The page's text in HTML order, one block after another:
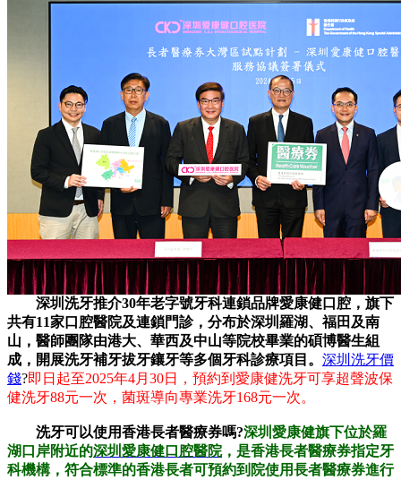
深圳洗牙推介30年老字號牙科連鎖品牌愛康健口腔，旗下
共有11家口腔醫院及連鎖門診，分布於深圳羅湖、福田及南
山，醫師團隊由港大、華西及中山等院校畢業的碩博醫生組
成，開展洗牙補牙拔牙鑲牙等多個牙科診療項目。 深圳洗牙價
錢?即日起至2025年4月30日，預約到愛康健洗牙可享超聲波保
健洗牙88元一次，菌斑導向專業洗牙168元一次。
洗牙可以使用香港長者醫療券嗎?深圳愛康健旗下位於羅
湖口岸附近的深圳愛康健口腔醫院，是香港長者醫療券指定牙
科機構，符合標準的香港長者可預約到院使用長者醫療券進行